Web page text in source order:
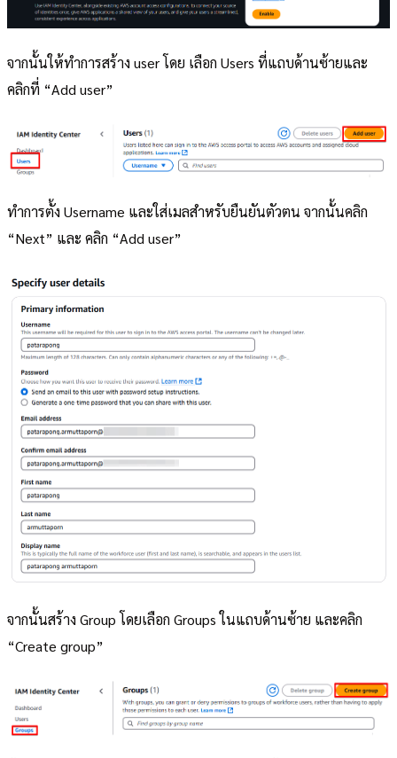
จากนั้นให้ทำการสร้าง user โดย เลือก Users ที่แถบด้านซ้ายและ
คลิกที่ “Add user”
ทำการตั้ง Username และใส่เมลสำหรับยืนยันตัวตน จากนั้นคลิก
“Next” และ คลิก “Add user”
จากนั้นสร้าง Group โดยเลือก Groups ในแถบด้านซ้าย และคลิก
“Create group”